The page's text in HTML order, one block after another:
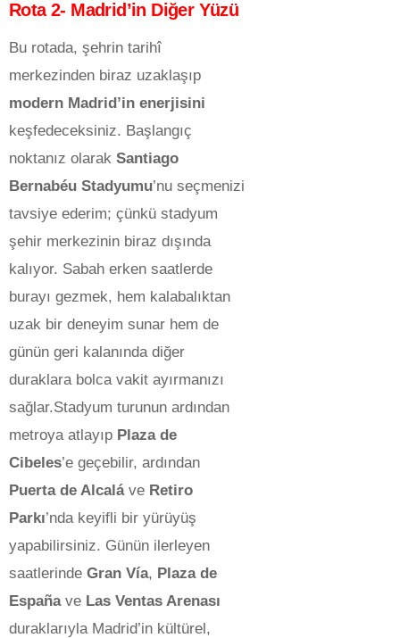
Rota 2- Madrid’in Diğer Yüzü
Bu rotada, şehrin tarihî
merkezinden biraz uzaklaşıp
modern Madrid’in enerjisini
keşfedeceksiniz. Başlangıç
noktanız olarak Santiago
Bernabéu Stadyumu’nu seçmenizi
tavsiye ederim; çünkü stadyum
şehir merkezinin biraz dışında
kalıyor. Sabah erken saatlerde
burayı gezmek, hem kalabalıktan
uzak bir deneyim sunar hem de
günün geri kalanında diğer
duraklara bolca vakit ayırmanızı
sağlar.Stadyum turunun ardından
metroya atlayıp Plaza de
Cibeles’e geçebilir, ardından
Puerta de Alcaláve Retiro
Parkı’nda keyifli bir yürüyüş
yapabilirsiniz. Günün ilerleyen
saatlerinde Gran Vía, Plaza de
Españave Las Ventas Arenası
duraklarıyla Madrid’in kültürel,